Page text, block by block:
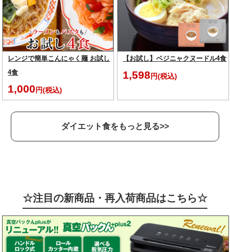
レンジで簡単こんにゃく麺 お試し
4食
1,000円(税込)
【お試し】ベジニャクヌードル4食
1,598円(税込)
ダイエット食をもっと見る>>
☆注目の新商品・再入荷商品はこちら☆